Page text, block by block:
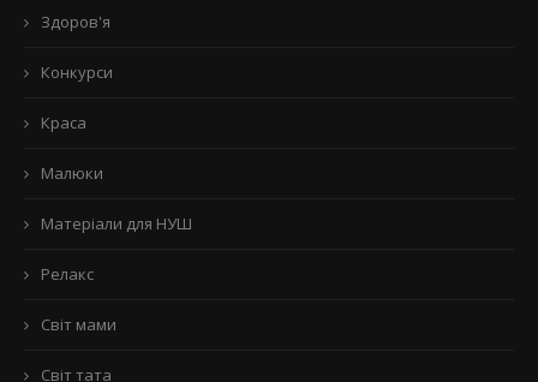
Здоров'я
Конкурси
Краса
Малюки
Матеріали для НУШ
Релакс
Світ мами
Світ тата